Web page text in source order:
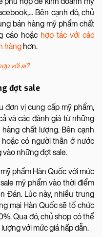
Bên cạnh đó, chủ
bán hàng mỹ phẩm chất
cáo hoặc hợp tác với các
hàng hơn.
với ai?
đợt sale
đơn vị cung cấp mỹ phẩm,
và các đánh giá từ những
chất lượng. Bên cạnh
có người thân ở nước
những đợt sale.
phẩm Hàn Quốc với mức
mỹ phẩm vào thời điểm
Đán. Lúc này, nhiều trung
mại Hàn Quốc sẽ tổ chức
Qua đó, chủ shop có thể
với mức giá hấp dẫn.